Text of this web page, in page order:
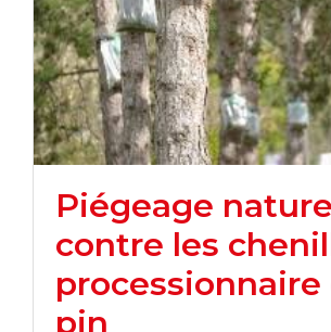
Piégeage
contre les
processionnaire
pin